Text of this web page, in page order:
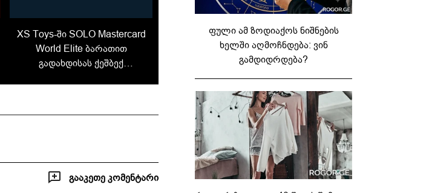
XS Toys-ში SOLO Mastercard
World Elite ბარათით
გადახდისას ქეშბექ
გააკეთე კომენტარი
ფული ამ ზოდიაქოს ნიშნების
ხელში აღმოჩნდება: ვინ
გამდიდრდება?